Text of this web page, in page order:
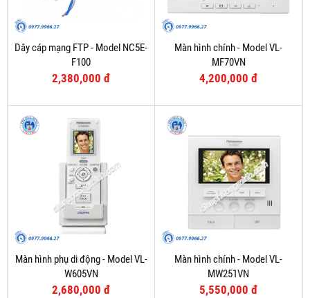
Dây cáp mạng FTP - Model NC5E-
F100
2,380,000 đ
Màn hình chính - Model VL-
MF70VN
4,200,000 đ
Màn hình phụ di động - Model VL-
W605VN
2,680,000 đ
Màn hình chính - Model VL-
MW251VN
5,550,000 đ